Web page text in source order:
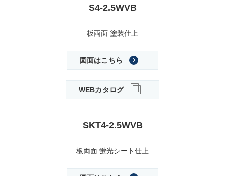
S4-2.5WVB
板両面 塗装仕上
図面はこちら
WEBカタログ
SKT4-2.5WVB
板両面 蛍光シート仕上